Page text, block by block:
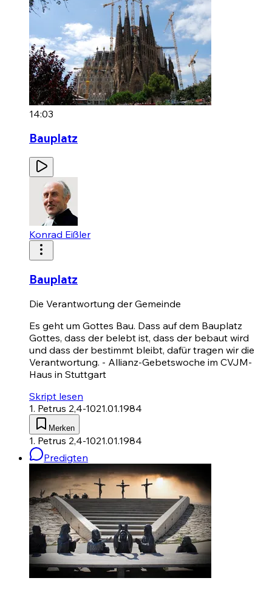
14:03
Bauplatz
Konrad Eißler
Bauplatz
Die Verantwortung der Gemeinde
Es geht um Gottes Bau. Dass auf dem Bauplatz
Gottes, dass der belebt ist, dass der bebaut wird
und dass der bestimmt bleibt, dafür tragen wir die
Verantwortung. - Allianz-Gebetswoche im CVJM-
Haus in Stuttgart
Skript lesen
1. Petrus 2,4-1021.01.1984
Merken
1. Petrus 2,4-1021.01.1984
Predigten